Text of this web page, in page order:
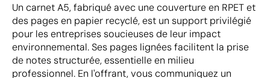
Un carnet A5, fabriqué avec une couverture en RPET et
des pages en papier recyclé, est un support privilégié
pour les entreprises soucieuses de leur impact
environnemental. Ses pages lignées facilitent la prise
de notes structurée, essentielle en milieu
professionnel. En l'offrant, vous communiquez un